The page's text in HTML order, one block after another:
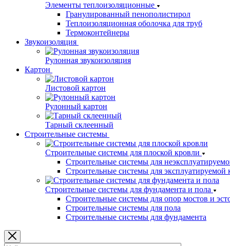
Элементы теплоизоляционные
Гранулированный пенополистирол
Теплоизоляционная оболочка для труб
Термоконтейнеры
Звукоизоляция
Рулонная звукоизоляция
Картон
Листовой картон
Рулонный картон
Тарный склеенный
Строительные системы
Строительные системы для плоской кровли
Строительные системы для
Строительные системы для эксплуатируемой
Строительные системы для фундамента и пола
Строительные системы для опор мостов и
Строительные системы для пола
Строительные системы для фундамента